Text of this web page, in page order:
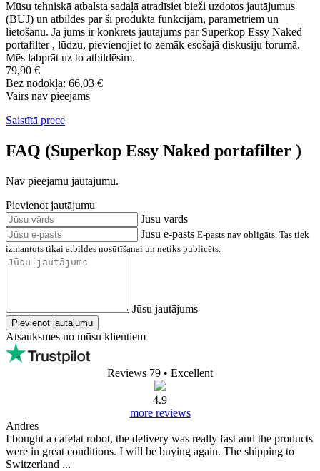
Mūsu tehniskā atbalsta sadaļā atradīsiet bieži uzdotos jautājumus
(BUJ) un atbildes par šī produkta funkcijām, parametriem un
lietošanu. Ja jums ir konkrēts jautājums par Superkop Essy Naked
portafilter , lūdzu, pievienojiet to zemāk esošajā diskusiju forumā.
Mēs labprāt uz to atbildēsim.
79,90 €
Bez nodokļa: 66,03 €
Vairs nav pieejams
Saistītā prece
FAQ (Superkop Essy Naked portafilter )
Nav pieejamu jautājumu.
Pievienot jautājumu
Jūsu vārds
Jūsu e-pasts E-pasts nav obligāts. Tas tiek
izmantots tikai atbildes nosūtīšanai un netiks publicēts.
Jūsu jautājums
Pievienot jautājumu
Atsauksmes no mūsu klientiem
Reviews 79 • Excellent
4.9
more reviews
Andres
I bought a cafelat robot, the delivery was really fast and the products
were in great conditions. I will be buying again. The shipping to
Switzerland ...